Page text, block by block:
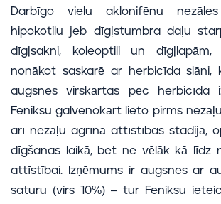
Darbīgo vielu aklonifēnu
hipokotilu jeb dīgļstumbra daļu
dīgļsakni, koleoptili un dīgļlapām,
nonākot saskarē ar herbicīda slāni,
augsnes virskārtas pēc herbicīda
Feniksu galvenokārt lieto pirms
arī nezāļu agrīnā attīstības stadijā,
dīgšanas laikā, bet ne vēlāk kā līdz
attīstībai. Izņēmums ir augsnes ar
saturu (virs 10%) – tur Feniksu